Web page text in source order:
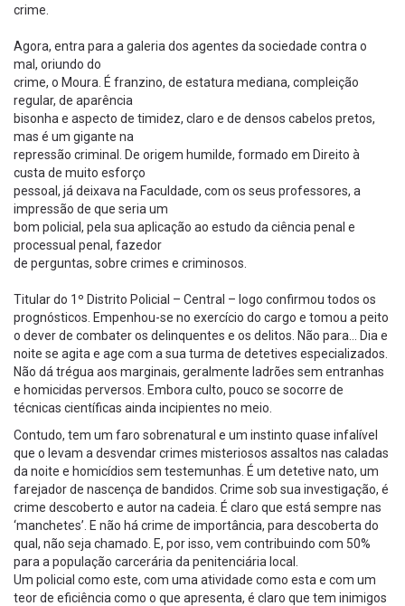
crime.
Agora, entra para a galeria dos agentes da sociedade contra o
mal, oriundo do
crime, o Moura. É franzino, de estatura mediana, compleição
regular, de aparência
bisonha e aspecto de timidez, claro e de densos cabelos pretos,
mas é um gigante na
repressão criminal. De origem humilde, formado em Direito à
custa de muito esforço
pessoal, já deixava na Faculdade, com os seus professores, a
impressão de que seria um
bom policial, pela sua aplicação ao estudo da ciência penal e
processual penal, fazedor
de perguntas, sobre crimes e criminosos.
Titular do 1º Distrito Policial – Central – logo confirmou todos os
prognósticos. Empenhou-se no exercício do cargo e tomou a peito
o dever de combater os delinquentes e os delitos. Não para… Dia e
noite se agita e age com a sua turma de detetives especializados.
Não dá trégua aos marginais, geralmente ladrões sem entranhas
e homicidas perversos. Embora culto, pouco se socorre de
técnicas científicas ainda incipientes no meio.
Contudo, tem um faro sobrenatural e um instinto quase infalível
que o levam a desvendar crimes misteriosos assaltos nas caladas
da noite e homicídios sem testemunhas. É um detetive nato, um
farejador de nascença de bandidos. Crime sob sua investigação, é
crime descoberto e autor na cadeia. É claro que está sempre nas
‘manchetes’. E não há crime de importância, para descoberta do
qual, não seja chamado. E, por isso, vem contribuindo com 50%
para a população carcerária da penitenciária local.
Um policial como este, com uma atividade como esta e com um
teor de eficiência como o que apresenta, é claro que tem inimigos